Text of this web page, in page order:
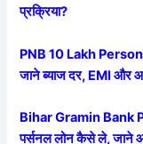
प्रक्रिया?
PNB 10 Lakh
जाने ब्याज दर, EMI और
Bihar Gramin Bank
पर्सनल लोन कैसे ले, जाने